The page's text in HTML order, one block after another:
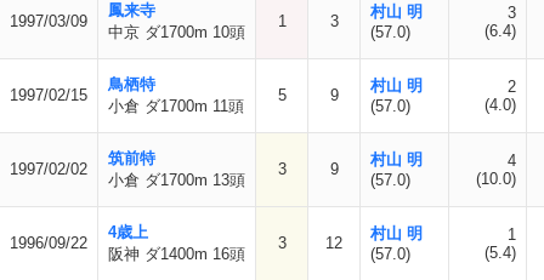
1997/03/09
鳳来寺
中京 ダ1700m 10頭
1 3
村山 明
(57.0)
3
(6.4)
1997/02/15
鳥栖特
小倉 ダ1700m 11頭
5 9
村山 明
(57.0)
2
(4.0)
1997/02/02
筑前特
小倉 ダ1700m 13頭
3 9
村山 明
(57.0)
4
(10.0)
1996/09/22
4歳上
阪神 ダ1400m 16頭
3 12
村山 明
(57.0)
1
(5.4)